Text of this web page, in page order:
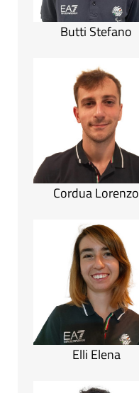
Butti Stefano
Cordua Lorenzo
Elli Elena